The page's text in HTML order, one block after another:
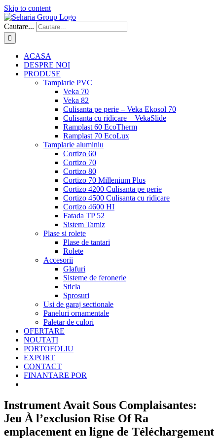
Skip to content
Cautare...
ACASA
DESPRE NOI
PRODUSE
Tamplarie PVC
Veka 70
Veka 82
Culisanta pe perie – Veka Ekosol 70
Culisanta cu ridicare – VekaSlide
Ramplast 60 EcoTherm
Ramplast 70 EcoLux
Tamplarie aluminiu
Cortizo 60
Cortizo 70
Cortizo 80
Cortizo 70 Millenium Plus
Cortizo 4200 Culisanta pe perie
Cortizo 4500 Culisanta cu ridicare
Cortizo 4600 HI
Fatada TP 52
Sistem Tamiz
Plase si rolete
Plase de tantari
Rolete
Accesorii
Glafuri
Sisteme de feronerie
Sticla
Sprosuri
Usi de garaj sectionale
Paneluri ornamentale
Paletar de culori
OFERTARE
NOUTATI
PORTOFOLIU
EXPORT
CONTACT
FINANTARE POR
Instrument Avait Sous Complaisantes:
Jeu À l’exclusion Rise Of Ra
emplacement en ligne de Téléchargement